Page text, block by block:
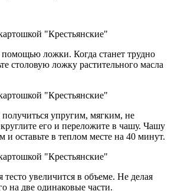
помощью ложки. Когда станет трудно
столовую ложку растительного масла
получиться упругим, мягким, не
его и переложите в чашу. Чашу
и оставьте в теплом месте на 40 минут.
тесто увеличится в объеме. Не делая
на две одинаковые части.